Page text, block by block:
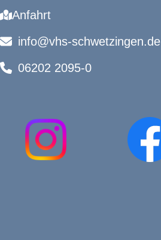
Anfahrt
info@vhs-schwetzingen.de
06202 2095-0